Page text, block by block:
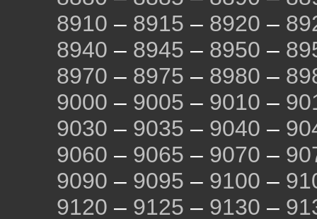
8910 – 8915 – 8920 –
8940 – 8945 – 8950 –
8970 – 8975 – 8980 –
9000 – 9005 – 9010 –
9030 – 9035 – 9040 –
9060 – 9065 – 9070 –
9090 – 9095 – 9100 –
9120 – 9125 – 9130 –